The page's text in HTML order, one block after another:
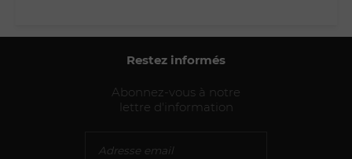
Restez informés
Abonnez-vous à notre
lettre d'information